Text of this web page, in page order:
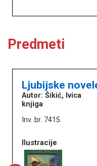
Predmeti
Ljubijske
Autor: Šikić, Ivica
knjiga
Inv. br. 7415
Ilustracije